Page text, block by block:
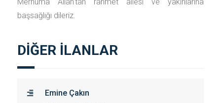
başsağlığı dileriz.
DİĞER İLANLAR
Emine Çakın